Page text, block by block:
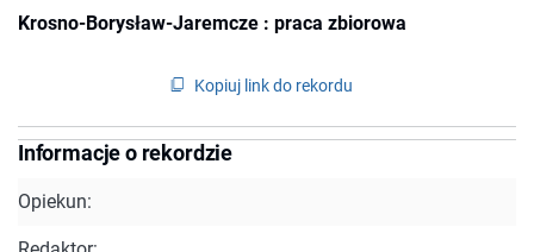
Krosno-Borysław-Jaremcze : praca zbiorowa
Kopiuj link do rekordu
Informacje o rekordzie
Opiekun: